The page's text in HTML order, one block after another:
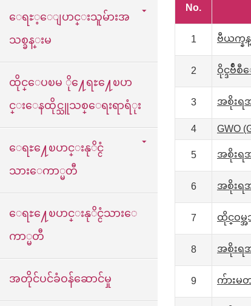
ေရႊ့ေျပာင္းသူမ်ားအ
သစ္ခန္းမ
ထိုင္ေပၿမ ို႔ေရႊ႔ေၿပာ
င္းေနထိုင္သူသစ္ေရးရာရံုး
ေရႊ႔ေၿပာင္းနုိင္ငံ
သားေကာ္မတီ
ေရႊ႔ေၿပာင္းနုိင္ငံသားေ
ကာ္မတီ
အတိုင်ပင်ခံဝန်ဆောင်မှု
No.
1 ဗီယက္
2 ဝိုင္ဒဗ်ဳ
3 အစိုး
4 GWO
5 အစိုး
6 အစိုးရ
7 ထိုင္ဝမ္
8 အစိုးရ
9 က်ားမ